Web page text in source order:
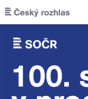
Přejít k hlavnímu obsahu